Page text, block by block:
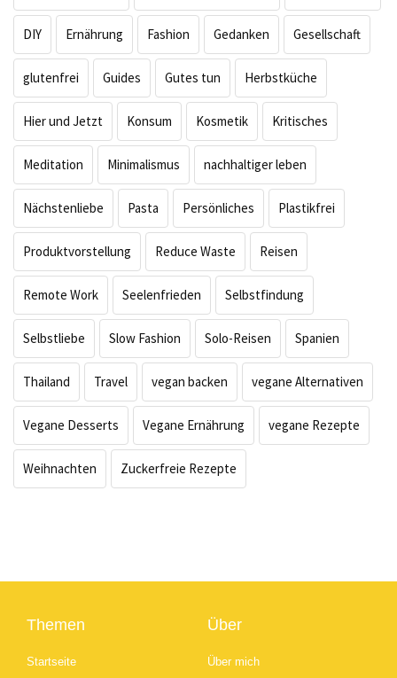
DIY Ernährung Fashion Gedanken Gesellschaft
glutenfrei Guides Gutes tun Herbstküche
Hier und Jetzt Konsum Kosmetik Kritisches
Meditation Minimalismus nachhaltiger leben
Nächstenliebe Pasta Persönliches Plastikfrei
Produktvorstellung Reduce Waste Reisen
Remote Work Seelenfrieden Selbstfindung
Selbstliebe Slow Fashion Solo-Reisen Spanien
Thailand Travel vegan backen vegane Alternativen
Vegane Desserts Vegane Ernährung vegane Rezepte
Weihnachten Zuckerfreie Rezepte
Themen
Startseite
Über
Über mich